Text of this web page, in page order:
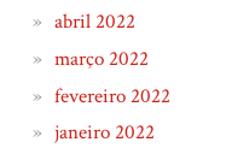
abril 2022
março 2022
fevereiro 2022
janeiro 2022